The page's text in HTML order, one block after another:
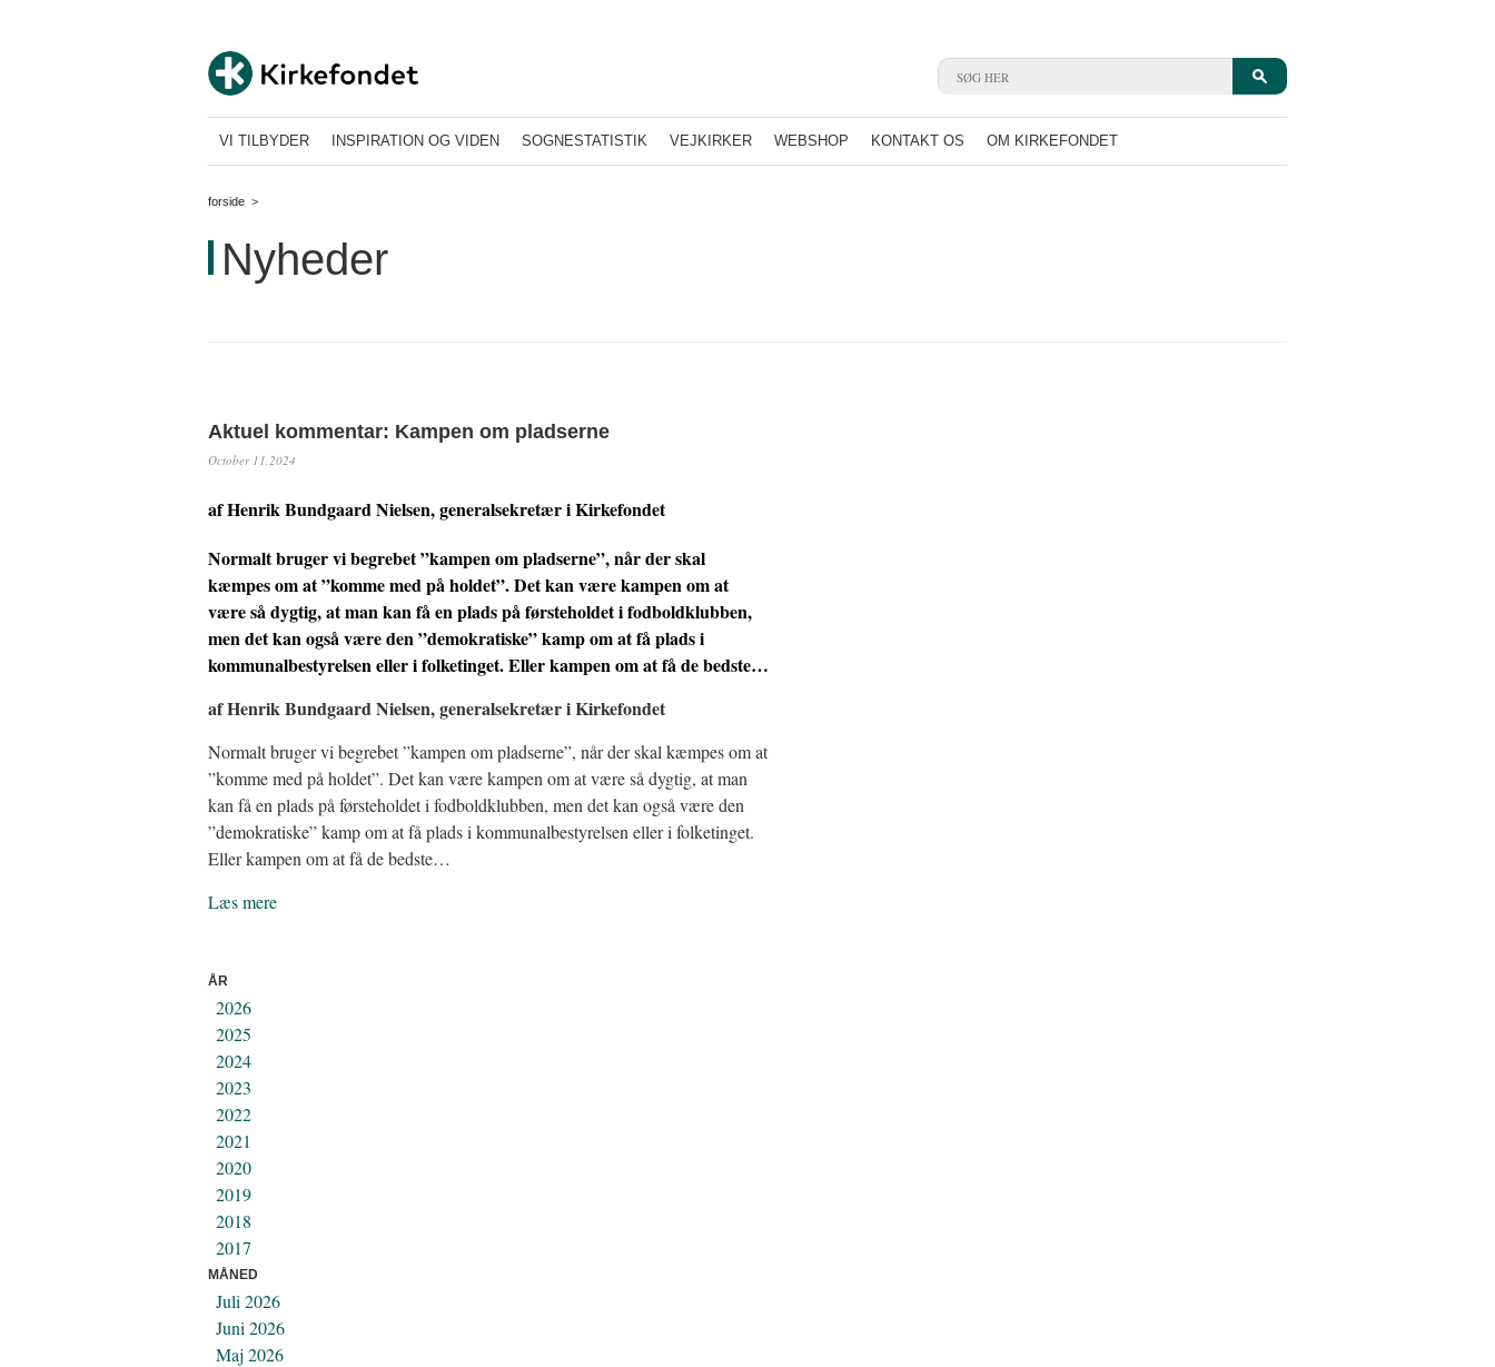
VI TILBYDER INSPIRATION OG VIDEN SOGNESTATISTIK VEJKIRKER WEBSHOP KONTAKT OS OM KIRKEFONDET
forside >
Nyheder
Aktuel kommentar: Kampen om pladserne
October 11,2024
af Henrik Bundgaard Nielsen, generalsekretær i Kirkefondet
Normalt bruger vi begrebet ”kampen om pladserne”, når der skal
kæmpes om at ”komme med på holdet”. Det kan være kampen om at
være så dygtig, at man kan få en plads på førsteholdet i fodboldklubben,
men det kan også være den ”demokratiske” kamp om at få plads i
kommunalbestyrelsen eller i folketinget. Eller kampen om at få de bedste…
af Henrik Bundgaard Nielsen, generalsekretær i Kirkefondet
Normalt bruger vi begrebet ”kampen om pladserne”, når der skal kæmpes om at
”komme med på holdet”. Det kan være kampen om at være så dygtig, at man
kan få en plads på førsteholdet i fodboldklubben, men det kan også være den
”demokratiske” kamp om at få plads i kommunalbestyrelsen eller i folketinget.
Eller kampen om at få de bedste…
Læs mere
ÅR
2026
2025
2024
2023
2022
2021
2020
2019
2018
2017
MÅNED
Juli 2026
Juni 2026
Maj 2026